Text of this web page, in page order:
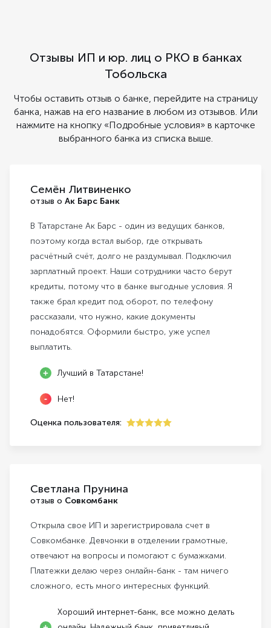
Отзывы ИП и юр. лиц о РКО в банках
Тобольска
Чтобы оставить отзыв о банке, перейдите на страницу
банка, нажав на его название в любом из отзывов. Или
нажмите на кнопку «Подробные условия» в карточке
выбранного банка из списка выше.
Семён Литвиненко
отзыв о Ак Барс Банк
В Татарстане Ак Барс - один из ведущих банков,
поэтому когда встал выбор, где открывать
расчётный счёт, долго не раздумывал. Подключил
зарплатный проект. Наши сотрудники часто берут
кредиты, потому что в банке выгодные условия. Я
также брал кредит под оборот, по телефону
рассказали, что нужно, какие документы
понадобятся. Оформили быстро, уже успел
выплатить.
Лучший в Татарстане!
Нет!
Оценка пользователя:
Светлана Прунина
отзыв о Совкомбанк
Открыла свое ИП и зарегистрировала счет в
Совкомбанке. Девчонки в отделении грамотные,
отвечают на вопросы и помогают с бумажками.
Платежки делаю через онлайн-банк - там ничего
сложного, есть много интересных функций.
Хороший интернет-банк, все можно делать